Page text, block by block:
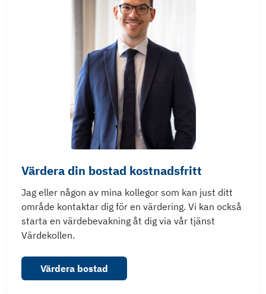
Värdera din bostad kostnadsfritt
Jag eller någon av mina kollegor som kan just ditt
område kontaktar dig för en värdering. Vi kan också
starta en värdebevakning åt dig via vår tjänst
Värdekollen.
Värdera bostad